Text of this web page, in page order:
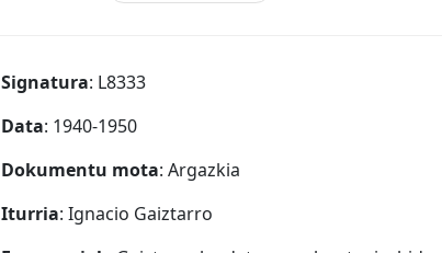
Signatura: L8333
Data: 1940-1950
Dokumentu mota: Argazkia
Iturria: Ignacio Gaiztarro